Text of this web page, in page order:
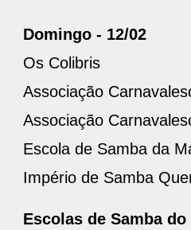
Domingo - 12/02
Os Colibris
Associação
Associação
Escola de Samba da
Império de Samba
Escolas de Samba